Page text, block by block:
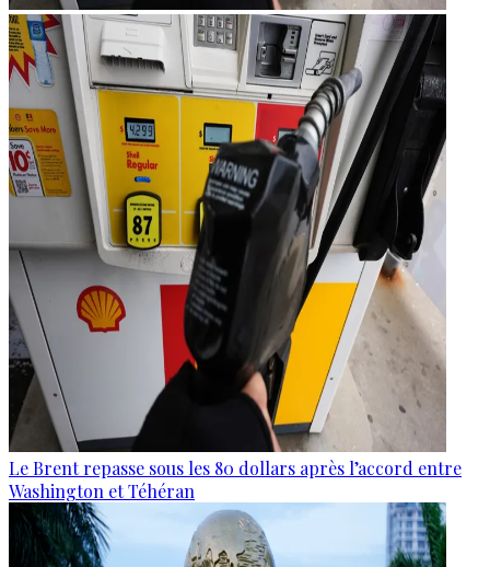
Le Brent repasse sous les 80 dollars après l’accord entre
Washington et Téhéran